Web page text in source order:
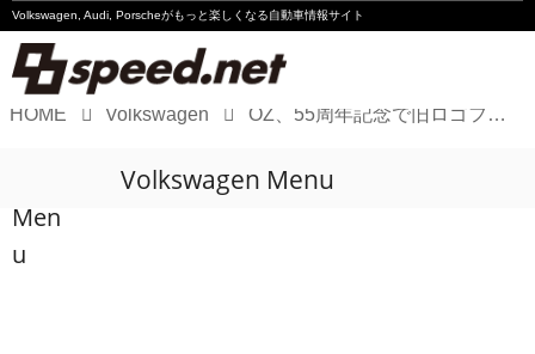
Volkswagen, Audi, Porscheがもっと楽しくなる自動車情報サイト
Audi
HOME Volkswagen OZ、55周年記念で旧ロゴフロアーマットを限定発売
Men
u
Volkswagen Menu